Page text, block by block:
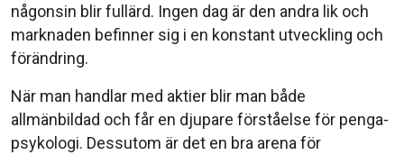
någonsin blir fullärd. Ingen dag är den andra lik och
marknaden befinner sig i en konstant utveckling och
förändring.
När man handlar med aktier blir man både
allmänbildad och får en djupare förståelse för penga-
psykologi. Dessutom är det en bra arena för